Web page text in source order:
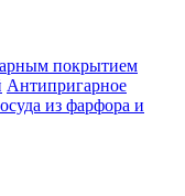
покрытием
Антипригарное
из фарфора и